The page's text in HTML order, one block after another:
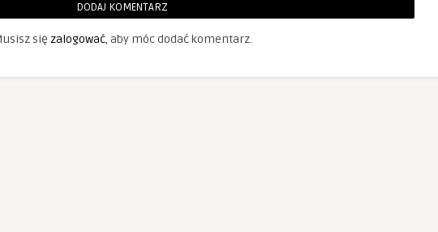
DODAJ KOMENTARZ
się zalogować, aby móc dodać komentarz.